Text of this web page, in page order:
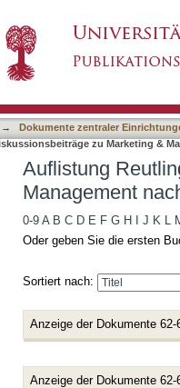
→
Dokumente zentraler
zu Marketing &
Auflistung
Management
0-9 A B C D E F G H J K L
Oder geben Sie die ersten
Sortiert nach:
Anzeige der Dokumente 62-
Anzeige der Dokumente 62-